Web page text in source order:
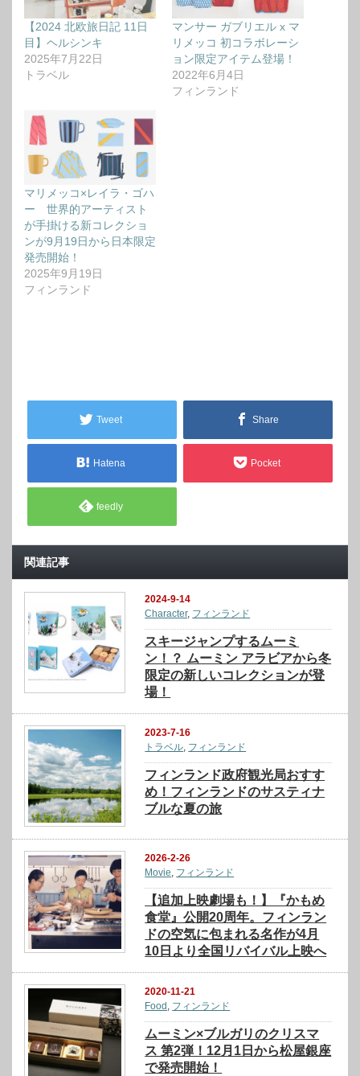
【2024 北欧旅日記 11日
目】ヘルシンキ
2025年7月22日
トラベル
マンサー ガブリエル x マ
リメッコ 初コラボレーシ
ョン限定アイテム登場！
2022年6月4日
フィンランド
マリメッコ×レイラ・ゴハ
ー 世界的アーティスト
が手掛ける新コレクショ
ンが9月19日から日本限定
発売開始！
2025年9月19日
フィンランド
Tweet Share
Hatena Pocket
feedly
関連記事
2024-9-14
Character, フィンランド
スキージャンプするムーミ
ン！？ ムーミン アラビアから冬
限定の新しいコレクションが登
場！
2023-7-16
トラベル フィンランド
フィンランド政府観光局おすす
め！フィンランドのサスティナ
ブルな夏の旅
2026-2-26
Movie, フィンランド
【追加上映劇場も！】『かもめ
食堂』公開20周年。フィンラン
ドの空気に包まれる名作が4月
10日より全国リバイバル上映へ
2020-11-21
Food , フィンランド
ムーミン×ブルガリのクリスマ
ス 第2弾！12月1日から松屋銀座
で発売開始！